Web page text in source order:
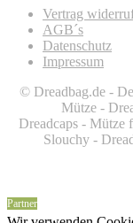
Vertrag
AGB´s
Datenschutz
Impressum
© Dreadbag.de -
Mütze -
Dreadcaps - Mütze
Slouchy -
Partner